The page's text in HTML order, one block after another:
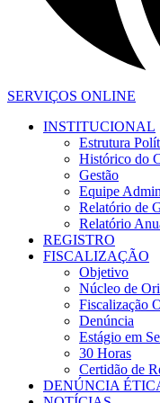
SERVIÇOS ONLINE
INSTITUCIONAL
Estrutura
Histórico do
Gestão
Equipe
Relatório de
Relatório
REGISTRO
FISCALIZAÇÃO
Objetivo
Núcleo de
Fiscalização
Denúncia
Estágio em
30 Horas
Certidão de
DENÚNCIA